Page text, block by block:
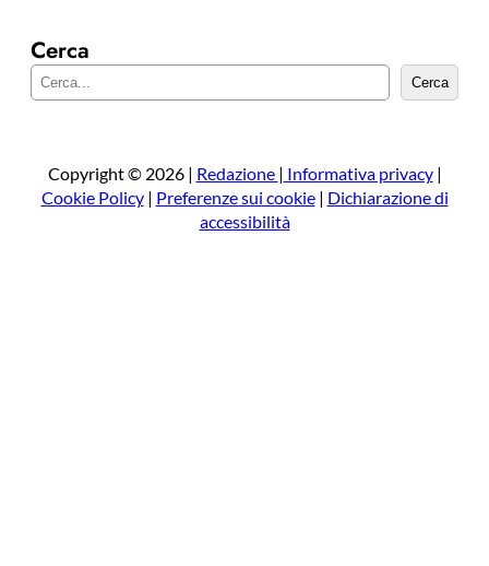
Cerca
e
a
Cerca
Copyright © 2026 | Redazione | Informativa privacy|
Cookie Policy| Preferenze sui cookie| Dichiarazione di
accessibilità